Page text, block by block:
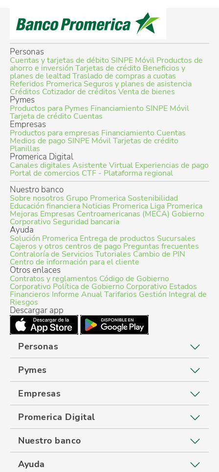
Personas
Cuentas y tarjetas de débito SINPE Móvil Productos de
ahorro e inversión Tarjetas de crédito Beneficios y
planes de lealtad Traslado de compras a cuotas
Referidos Promerica Seguros y planes de asistencia
Créditos Cotizador de créditosVenta de bienes
Pymes
Productos para Pymes Financiamiento SINPE Móvil
Tarjeta de crédito Cuentas
Empresas
Productos para empresas Financiamiento Cuentas
Medios de pago SINPE MóvilTarjetas de crédito
Planillas
Promerica Digital
Canales digitales Asistente Virtual Experiencias de pago
Portal de comercios CTF - Plataforma regional
Nuestro banco
Sobre nosotros Grupo Promerica Sostenibilidad
Educación financiera Noticias Promerica Liga Promerica
Mejoras Empresas Centroamericanas (MECA) Gobierno
Corporativo Seguridad bancaria
Ayuda
Solución Promerica Entrega de productos Sucursales
Cajeros y otros centros de pago Preguntas frecuentes
Contraloría de Servicios Tutoriales Cambio de PIN
Centro de información para el cliente
Otros enlaces
Contratos y reglamentos Código de Gobierno
Corporativo Política de Gobierno Corporativo Estados
Financieros Informe AnualTarifarios Gestión Integral de
Riesgos
Descargar app
Personas
Pymes
Empresas
Promerica Digital
Nuestro banco
Ayuda